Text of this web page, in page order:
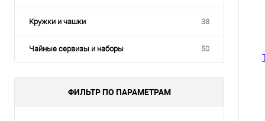
Кружки и чашки 38
Чайные сервизы и наборы 50
ФИЛЬТР ПО ПАРАМЕТРАМ